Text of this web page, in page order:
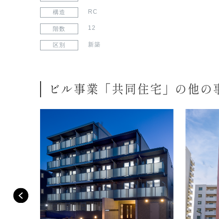
構造 RC
階数 12
区別 新築
ビル事業「共同住宅」の他の